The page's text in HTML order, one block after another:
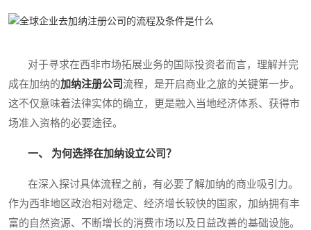
对于寻求在西非市场拓展业务的国际投资者而言，理解并完
成在加纳的加纳注册公司 流程，是开启商业之旅的关键第一步。
这不仅意味着法律实体的确立，更是融入当地经济体系、获得市
场准入资格的必要途径。
一、 为何选择在加纳设立公司？
在深入探讨具体流程之前，有必要了解加纳的商业吸引力。
作为西非地区政治相对稳定、经济增长较快的国家，加纳拥有丰
富的自然资源、不断增长的消费市场以及日益改善的基础设施。